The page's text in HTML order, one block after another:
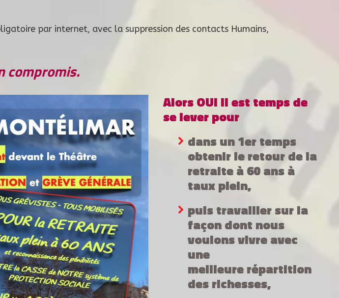
par internet, avec la suppression des contacts Humains,
compromis.
Alors OUI il est temps de
se lever pour
dans un 1er temps
obtenir le retour de la
retraite à 60 ans à
taux plein,
puis travailler sur la
façon dont nous
voulons vivre avec
une
meilleure répartition
des richesses,